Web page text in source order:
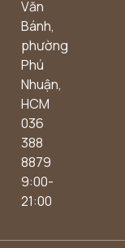
Văn
Bánh,
phường
Phú
Nhuận,
HCM
036
388
8879
9:00-
21:00